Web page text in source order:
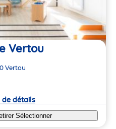
Vertou
Vertou
de détails
Sélectionner